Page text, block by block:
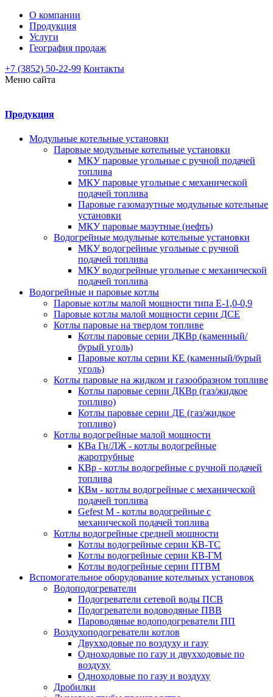
О компании
Продукция
Услуги
География продаж
+7 (3852) 50-22-99 Контакты
Меню сайта
Продукция
Модульные котельные установки
Паровые модульные котельные установки
МКУ паровые угольные с ручной подачей
топлива
МКУ паровые угольные с механической
подачей топлива
Паровые газомазутные модульные котельные
установки
МКУ паровые мазутные (нефть)
Водогрейные модульные котельные установки
МКУ водогрейные угольные с ручной
подачей топлива
МКУ водогрейные угольные с механической
подачей топлива
Водогрейные и паровые котлы
Паровые котлы малой мощности типа Е-1,0-0,9
Паровые котлы малой мощности серии ДСЕ
Котлы паровые на твердом топливе
Котлы паровые серии ДКВр (каменный/
бурый уголь)
Паровые котлы серии КЕ (каменный/бурый
уголь)
Котлы паровые на жидком и газообразном топливе
Котлы паровые серии ДКВр (газ/жидкое
топливо)
Котлы паровые серии ДЕ (газ/жидкое
топливо)
Котлы водогрейные малой мощности
КВа Гн/ЛЖ - котлы водогрейные
жаротрубные
КВр - котлы водогрейные с ручной подачей
топлива
КВм - котлы водогрейные с механической
подачей топлива
Gefest M - котлы водогрейные с
механической подачей топлива
Котлы водогрейные средней мощности
Котлы водогрейные серии КВ-ТС
Котлы водогрейные серии КВ-ГМ
Котлы водогрейные серии ПТВМ
Вспомогательное оборудование котельных установок
Водоподогреватели
Подогреватели сетевой воды ПСВ
Подогреватели водоводяные ПВВ
Пароводяные водоподогреватели ПП
Воздухоподогреватели котлов
Двухходовые по воздуху и газу
Одноходовые по газу и двухходовые по
воздуху
Одноходовые по газу и воздуху
Дробилки